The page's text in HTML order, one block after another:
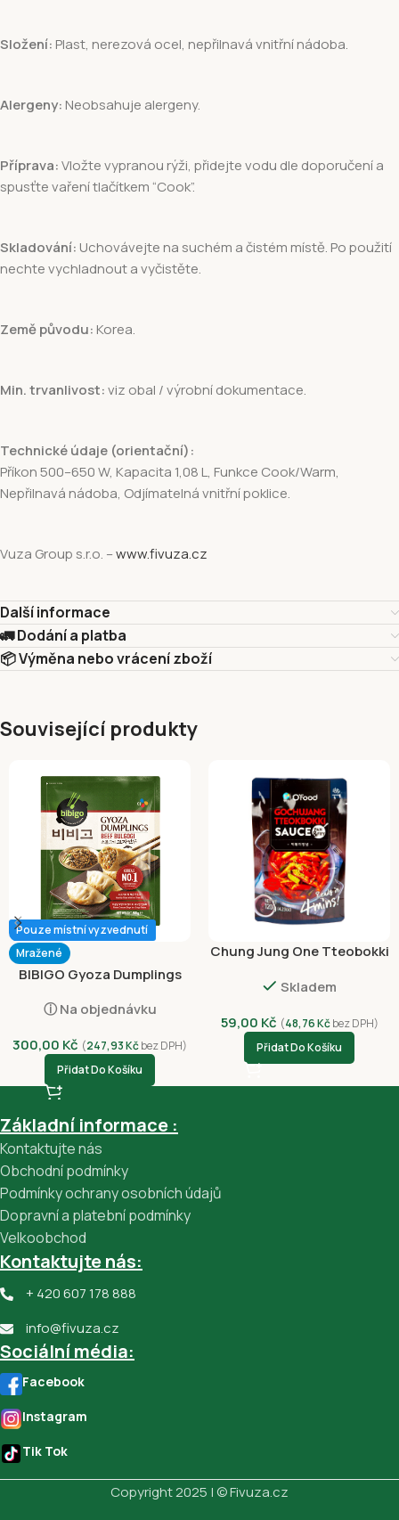
Složení: Plast, nerezová ocel, nepřilnavá vnitřní nádoba.
Alergeny: Neobsahuje alergeny.
Příprava:Vložte vypranou rýži, přidejte vodu dle doporučení a
spusťte vaření tlačítkem “Cook”.
Skladování: Uchovávejte na suchém a čistém místě. Po použití
nechte vychladnout a vyčistěte.
Země původu: Korea.
Min. trvanlivost:viz obal / výrobní dokumentace.
Technické údaje (orientační):
Příkon 500–650 W, Kapacita 1,08 L, Funkce Cook/Warm,
Nepřilnavá nádoba, Odjímatelná vnitřní poklice.
Vuza Group s.r.o. –www.fivuza.cz
Další informace
🚛 Dodání a platba
📦 Výměna nebo vrácení zboží
Související produkty
Pouze místní vyzvednutí
Mražené
BIBIGO Gyoza Dumplings
ⓘ Na objednávku
300,00 Kč (247,93Kčbez DPH)
Přidat Do Košíku
Chung Jung One Tteobokki
Skladem
59,00 Kč (48,76Kčbez DPH)
Přidat Do Košíku
Základní informace :
Kontaktujte nás
Obchodní podmínky
Podmínky ochrany osobních údajů
Dopravní a platební podmínky
Velkoobchod
Kontaktujte nás:
+ 420 607 178 888
info@fivuza.cz
Sociální média:
Facebook
Instagram
Tik Tok
Copyright 2025 | © Fivuza.cz